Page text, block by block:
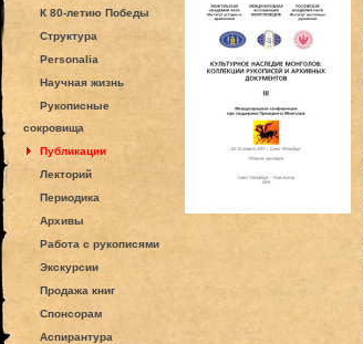
К 80-летию Победы
Структура
Personalia
Научная жизнь
Рукописные
сокровища
Публикации
Лекторий
Периодика
Архивы
Работа с рукописями
Экскурсии
Продажа книг
Спонсорам
Аспирантура